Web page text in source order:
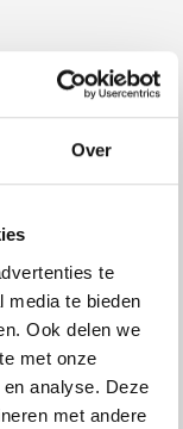
Over
te
media te bieden
Ook delen we
met onze
analyse. Deze
met andere